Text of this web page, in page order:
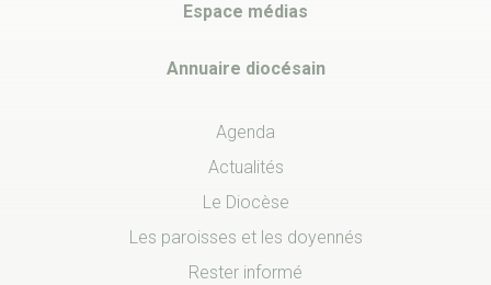
Espace médias
Annuaire diocésain
Agenda
Actualités
Le Diocèse
Les paroisses et les doyennés
Rester informé